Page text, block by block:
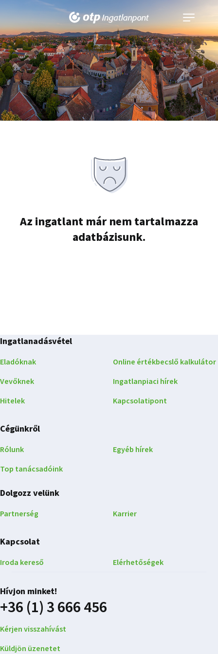
Navigáció
kinyitása
Az ingatlant már nem tartalmazza
adatbázisunk.
Ingatlanadásvétel
Eladóknak
Vevőknek
Hitelek
Online értékbecslő kalkulátor
Ingatlanpiaci hírek
Kapcsolatipont
Cégünkről
Rólunk
Top tanácsadóink
Egyéb hírek
Dolgozz velünk
Partnerség Karrier
Kapcsolat
Iroda kereső Elérhetőségek
Hívjon minket!
+36 (1) 3 666 456
Kérjen visszahívást
Küldjön üzenetet